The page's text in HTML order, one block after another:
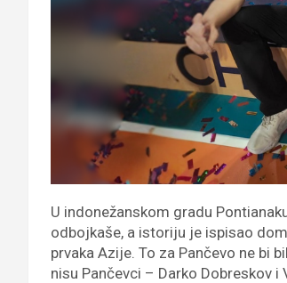
U indonežanskom gradu
odbojkaše, a istoriju je ispisao
prvaka Azije. To za Pančevo ne bi
nisu Pančevci – Darko Dobreskov i